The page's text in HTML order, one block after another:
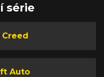
série
Creed
Auto